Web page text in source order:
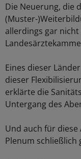
Die Neuerung, die
(Muster-
allerdings gar
Eines dieser
dieser
erklärte die
Untergang des
Und auch für diese
Plenum schließlich